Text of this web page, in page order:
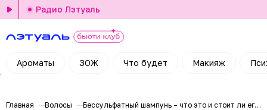
Ароматы ЗОЖ Что будет Макияж
Радио Лэтуаль
Главная Волосы Бессульфатный шампунь – что это и стоит ли его покупать?